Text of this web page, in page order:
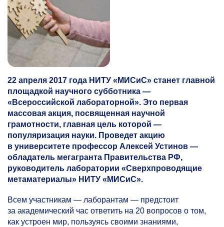
22 апреля 2017 года НИТУ «МИСиС» станет главной
площадкой научного субботника —
«Всероссийской лабораторной». Это первая
массовая акция, посвященная научной
грамотности, главная цель которой —
популяризация науки. Проведет акцию
в университете профессор Алексей Устинов —
обладатель мегагранта Правительства РФ,
руководитель лаборатории «Сверхпроводящие
метаматериалы» НИТУ «МИСиС».
Всем участникам — лаборантам — предстоит
за академический час ответить на 20 вопросов о том,
как устроен мир, пользуясь своими знаниями,